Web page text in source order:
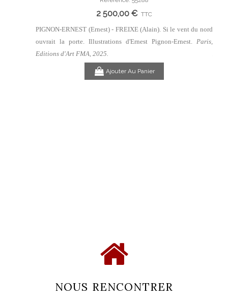
Ernest.
2 500,00 € TTC
PIGNON-ERNEST (Ernest) - FREIXE (Alain). Si le vent du nord
ouvrait la porte. Illustrations d'Ernest Pignon-Ernest. Paris,
Editions d'Art FMA, 2025.
Ajouter Au Panier
NOUS RENCONTRER